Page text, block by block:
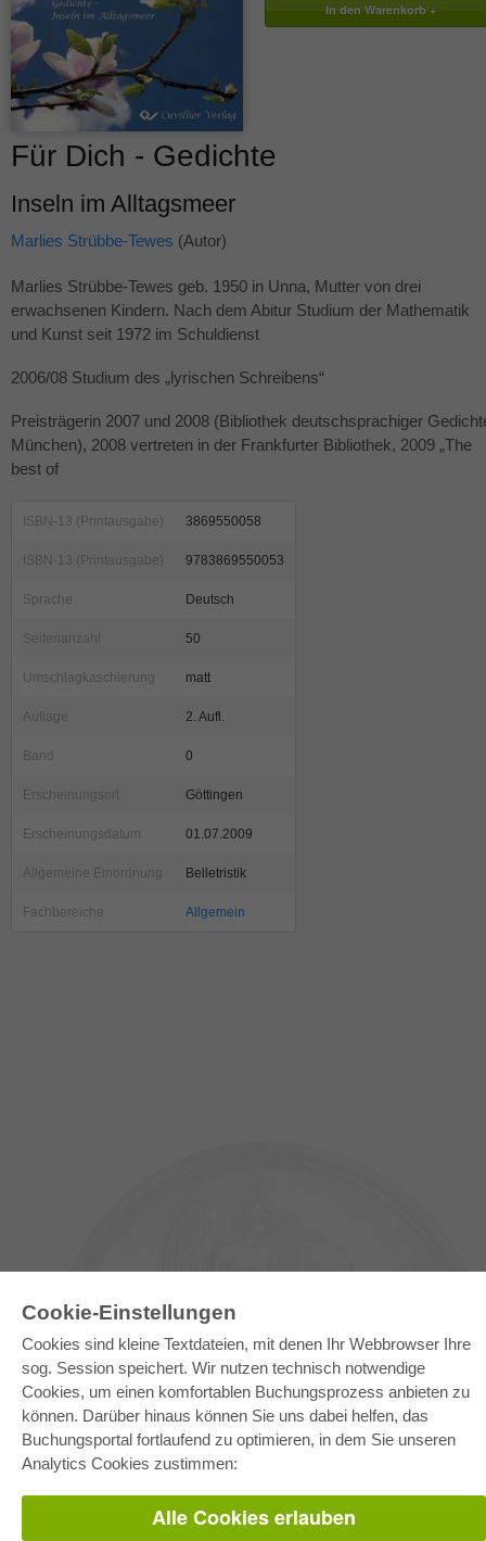
Cookie-Einstellungen
Cookies sind kleine Textdateien, mit denen Ihr Webbrowser Ihre
sog. Session speichert. Wir nutzen technisch notwendige
Cookies, um einen komfortablen Buchungsprozess anbieten zu
können. Darüber hinaus können Sie uns dabei helfen, das
Buchungsportal fortlaufend zu optimieren, in dem Sie unseren
Analytics Cookies zustimmen:
Alle Cookies erlauben
Für Dich - Gedichte
Inseln im Alltagsmeer
Marlies Strübbe-Tewes (Autor)
Marlies Strübbe-Tewes geb. 1950 in Unna, Mutter von drei
erwachsenen Kindern. Nach dem Abitur Studium der Mathematik
und Kunst seit 1972 im Schuldienst
2006/08 Studium des „lyrischen Schreibens“
Preisträgerin 2007 und 2008 (Bibliothek deutschsprachiger
München), 2008 vertreten in der Frankfurter Bibliothek, 2009 „The
best of
ISBN-13 (Printausgabe) 3869550058
ISBN-13 (Printausgabe) 9783869550053
Sprache Deutsch
Seitenanzahl 50
Umschlagkaschierung matt
Auflage 2. Aufl.
Band 0
Erscheinungsort Göttingen
Erscheinungsdatum 01.07.2009
Allgemeine Einordnung Belletristik
Fachbereiche Allgemein
E-COLLECTION
Gesamtpaket
Fachbereichspakete
Bereitstellung von E-Books
WEBSHOP